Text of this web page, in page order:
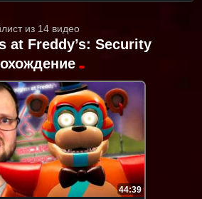
из 14 видео
at Freddy’s: Security
44:39